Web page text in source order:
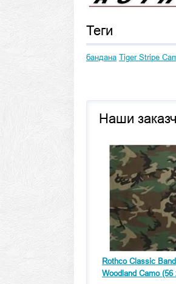
Теги
бандана Tiger Stripe
Наши
Rothco Classic
Woodland Camo (56